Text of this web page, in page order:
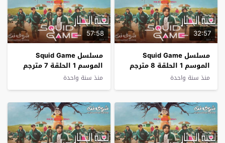
32:57
مسلسل Squid Game
الموسم 1 الحلقة 8 مترجم
منذ سنة واحدة
57:58
مسلسل Squid Game
الموسم 1 الحلقة 7 مترجم
منذ سنة واحدة